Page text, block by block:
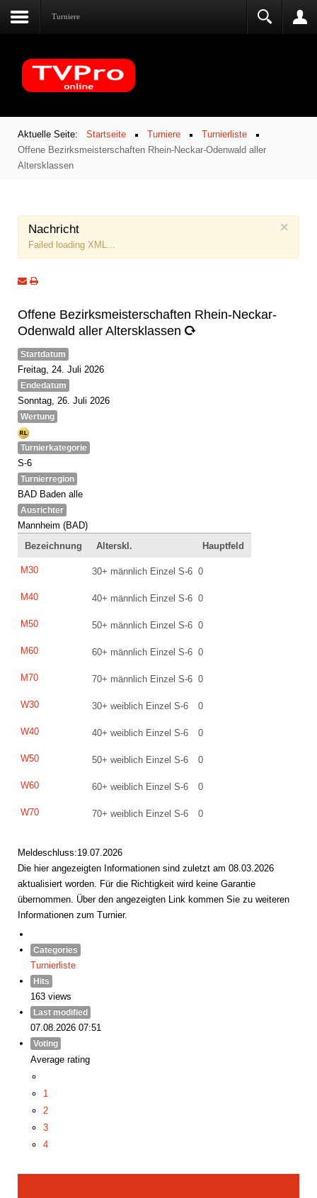
Turniere
Aktuelle Seite: Startseite Turniere
Turnierliste
Offene Bezirksmeisterschaften Rhein-Neckar-Odenwald aller
Altersklassen
×
Nachricht
Failed loading XML...
Offene Bezirksmeisterschaften Rhein-Neckar-
Odenwald aller Altersklassen
Startdatum
Freitag, 24. Juli 2026
Endedatum
Sonntag, 26. Juli 2026
Wertung
Turnierkategorie
S-6
Turnierregion
BAD Baden alle
Ausrichter
Mannheim (BAD)
Bezeichnung
Alterskl. Hauptfeld
M30 30+ männlich Einzel S-6 0
M40 40+ männlich Einzel S-6 0
M50 50+ männlich Einzel S-6 0
M60 60+ männlich Einzel S-6 0
M70 70+ männlich Einzel S-6 0
W30 30+ weiblich Einzel S-6 0
W40 40+ weiblich Einzel S-6 0
W50 50+ weiblich Einzel S-6 0
W60 60+ weiblich Einzel S-6 0
W70 70+ weiblich Einzel S-6 0
Meldeschluss:19.07.2026
Die hier angezeigten Informationen sind zuletzt am 08.03.2026
aktualisiert worden. Für die Richtigkeit wird keine Garantie
übernommen. Über den angezeigten Link kommen Sie zu weiteren
Informationen zum Turnier.
Categories
Turnierliste
Hits
163 views
Last modified
07.08.2026 07:51
Voting
Average rating
1
2
3
4